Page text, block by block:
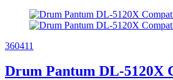
360411
Drum Pantum DL-5120X